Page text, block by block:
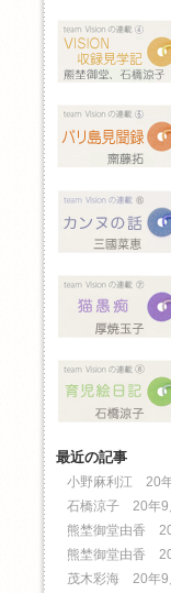
最近の記事
小野麻利江 20
石橋涼子 20年9
熊埜御堂由香
熊埜御堂由香
茂木彩海 20年9